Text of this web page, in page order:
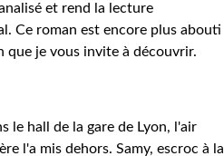
et rend la lecture
Ce roman est encore plus abouti
que je vous invite à découvrir.
le hall de la gare de Lyon, l'air
l'a mis dehors. Samy, escroc à la